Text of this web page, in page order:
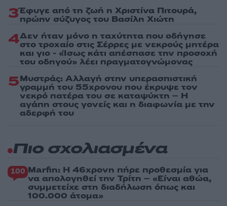
3Έφυγε από τη ζωή η Χριστίνα Πιτουρά,
πρώην σύζυγος του Βασίλη Χιώτη
4Δεν ήταν μόνο η ταχύτητα που οδήγησε
στο τροχαίο στις Σέρρες με νεκρούς μητέρα
και γιο - «Ίσως κάτι απέσπασε την προσοχή
του οδηγού» λέει πραγματογνώμονας
5Μυστράς: Αλλαγή στην υπερασπιστική
γραμμή του 55χρονου που έκρυψε τον
νεκρό πατέρα του σε καταψύκτη – Η
αγάπη στους γονείς και η διαφωνία με την
αδερφή του
Πιο σχολιασμένα
100 Marfin: Η 46χρονη πήρε προθεσμία για
να απολογηθεί την Τρίτη – «Είναι αθώα,
συμμετείχε στη διαδήλωση όπως και
100.000 άτομα»